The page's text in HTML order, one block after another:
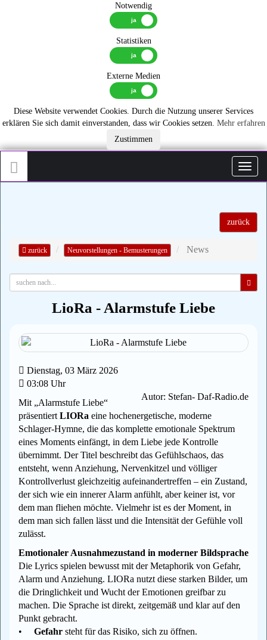
Notwendig
Statistiken
Externe Medien
Diese Website verwendet Cookies. Durch die Nutzung unserer Services
erklären Sie sich damit einverstanden, dass wir Cookies setzen. Mehr erfahren
Zustimmen
zurück
zurück Neuvorstellungen - Bemusterungen News
LioRa - Alarmstufe Liebe
Dienstag, 03 März 2026
03:08 Uhr
Autor: Stefan- Daf-Radio.de
Mit „Alarmstufe Liebe“
präsentiert LIORa eine hochenergetische, moderne
Schlager‑Hymne, die das komplette emotionale Spektrum
eines Moments einfängt, in dem Liebe jede Kontrolle
übernimmt. Der Titel beschreibt das Gefühlschaos, das
entsteht, wenn Anziehung, Nervenkitzel und völliger
Kontrollverlust gleichzeitig aufeinandertreffen – ein Zustand,
der sich wie ein innerer Alarm anfühlt, aber keiner ist, vor
dem man fliehen möchte. Vielmehr ist es der Moment, in
dem man sich fallen lässt und die Intensität der Gefühle voll
zulässt.
Emotionaler Ausnahmezustand in moderner Bildsprache
Die Lyrics spielen bewusst mit der Metaphorik von Gefahr,
Alarm und Anziehung. LIORa nutzt diese starken Bilder, um
die Dringlichkeit und Wucht der Emotionen greifbar zu
machen. Die Sprache ist direkt, zeitgemäß und klar auf den
Punkt gebracht.
• Gefahr steht für das Risiko, sich zu öffnen.